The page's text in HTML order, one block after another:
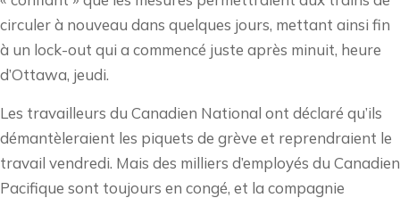
circuler à nouveau dans quelques jours, mettant ainsi fin
à un lock-out qui a commencé juste après minuit, heure
d’Ottawa, jeudi.
Les travailleurs du Canadien National ont déclaré qu’ils
démantèleraient les piquets de grève et reprendraient le
travail vendredi. Mais des milliers d’employés du Canadien
Pacifique sont toujours en congé, et la compagnie